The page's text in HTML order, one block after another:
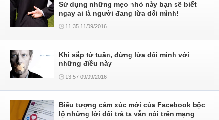
Sử dụng những mẹo nhỏ này bạn sẽ biết
ngay ai là người đang lừa dối mình!
11:35 11/09/2016
Khi sắp tứ tuần, đừng lừa dối mình với
những điều này
13:57 09/09/2016
Biểu tượng cảm xúc mới của Facebook bộc
lộ những lời dối trá ta vẫn nói trên mạng